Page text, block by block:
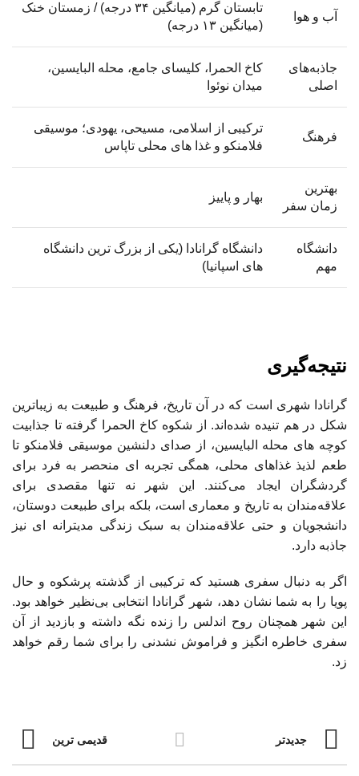
آب ‌و هوا
تابستان گرم (میانگین ۳۴ درجه) / زمستان خنک
(میانگین ۱۳ درجه)
جاذبه‌های
اصلی
کاخ الحمرا، کلیسای جامع، محله البایسین،
میدان نوئوا
فرهنگ
ترکیبی از اسلامی، مسیحی، یهودی؛ موسیقی
فلامنکو و غذا های محلی تاپاس
بهترین
زمان سفر
بهار و پاییز
دانشگاه
مهم
دانشگاه گرانادا (یکی از بزرگ‌ ترین دانشگاه‌
های اسپانیا)
نتیجه‌گیری
گرانادا شهری است که در آن تاریخ، فرهنگ و طبیعت به زیباترین
شکل در هم تنیده شده‌اند. از شکوه کاخ الحمرا گرفته تا جذابیت
کوچه ‌های محله البایسین، از صدای دلنشین موسیقی فلامنکو تا
طعم لذیذ غذاهای محلی، همگی تجربه ‌ای منحصر به فرد برای
گردشگران ایجاد می‌کنند. این شهر نه تنها مقصدی برای
علاقه‌مندان به تاریخ و معماری است، بلکه برای طبیعت‌ دوستان،
دانشجویان و حتی علاقه‌مندان به سبک زندگی مدیترانه ‌ای نیز
جاذبه دارد.
اگر به دنبال سفری هستید که ترکیبی از گذشته پرشکوه و حال
پویا را به شما نشان دهد، شهر گرانادا انتخابی بی‌نظیر خواهد بود.
این شهر همچنان روح اندلس را زنده نگه داشته و بازدید از آن
سفری خاطره‌ انگیز و فراموش ‌نشدنی را برای شما رقم خواهد
زد.
جدیدتر قدیمی ترین